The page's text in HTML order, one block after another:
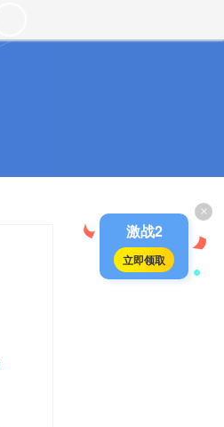
×
激战2
立即领取